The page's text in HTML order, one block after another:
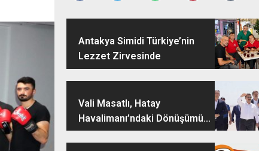
Antakya Simidi Türkiye’nin
Lezzet Zirvesinde
Vali Masatlı, Hatay
Havalimanı’ndaki Dönüşümü...